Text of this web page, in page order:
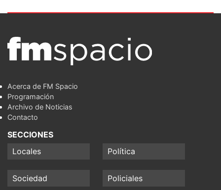
Acerca de FM Spacio
Programación
Archivo de Noticias
Contacto
SECCIONES
Locales
Política
Sociedad Policiales